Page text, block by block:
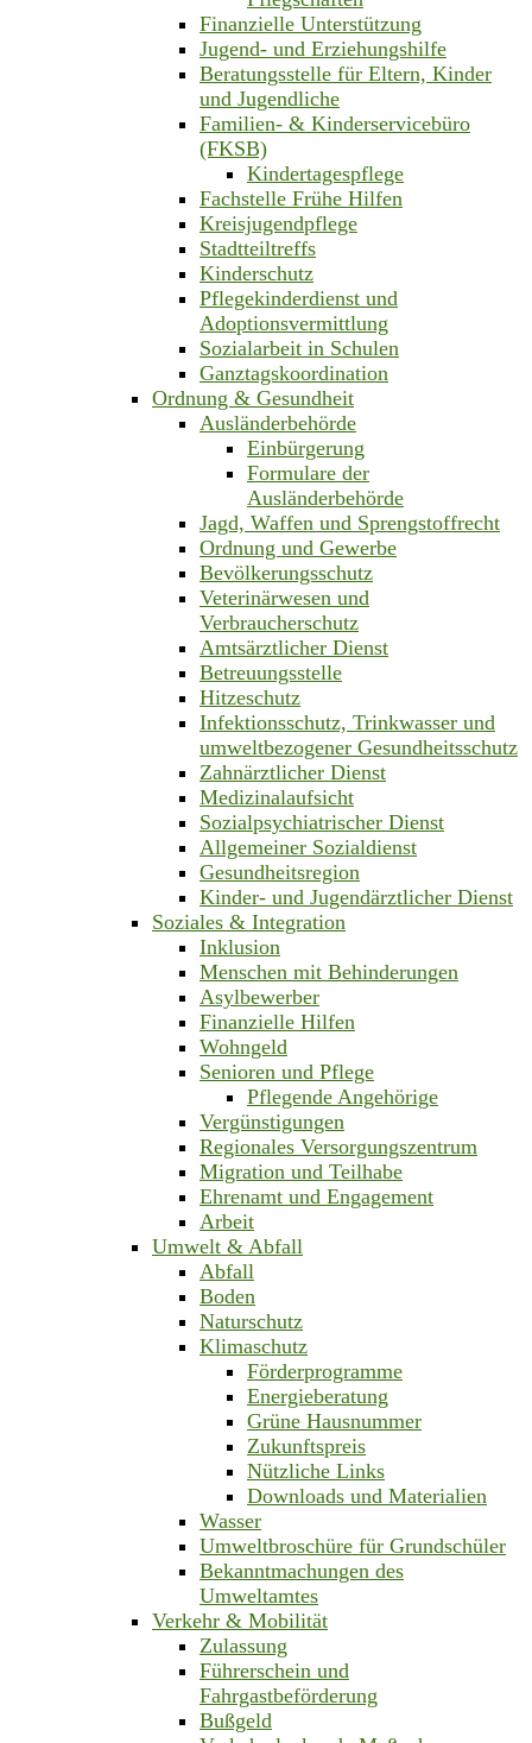
Finanzielle Unterstützung
Jugend- und Erziehungshilfe
Beratungsstelle für Eltern, Kinder
und Jugendliche
Familien- & Kinderservicebüro
(FKSB)
Kindertagespflege
Fachstelle Frühe Hilfen
Kreisjugendpflege
Stadtteiltreffs
Kinderschutz
Pflegekinderdienst und
Adoptionsvermittlung
Sozialarbeit in Schulen
Ganztagskoordination
Ordnung & Gesundheit
Ausländerbehörde
Einbürgerung
Formulare der
Ausländerbehörde
Jagd, Waffen und Sprengstoffrecht
Ordnung und Gewerbe
Bevölkerungsschutz
Veterinärwesen und
Verbraucherschutz
Amtsärztlicher Dienst
Betreuungsstelle
Hitzeschutz
Infektionsschutz, Trinkwasser und
umweltbezogener Gesundheitsschutz
Zahnärztlicher Dienst
Medizinalaufsicht
Sozialpsychiatrischer Dienst
Allgemeiner Sozialdienst
Gesundheitsregion
Kinder- und Jugendärztlicher Dienst
Soziales & Integration
Inklusion
Menschen mit Behinderungen
Asylbewerber
Finanzielle Hilfen
Wohngeld
Senioren und Pflege
Pflegende Angehörige
Vergünstigungen
Regionales Versorgungszentrum
Migration und Teilhabe
Ehrenamt und Engagement
Arbeit
Umwelt & Abfall
Abfall
Boden
Naturschutz
Klimaschutz
Förderprogramme
Energieberatung
Grüne Hausnummer
Zukunftspreis
Nützliche Links
Downloads und Materialien
Wasser
Umweltbroschüre für Grundschüler
Bekanntmachungen des
Umweltamtes
Verkehr & Mobilität
Zulassung
Führerschein und
Fahrgastbeförderung
Bußgeld